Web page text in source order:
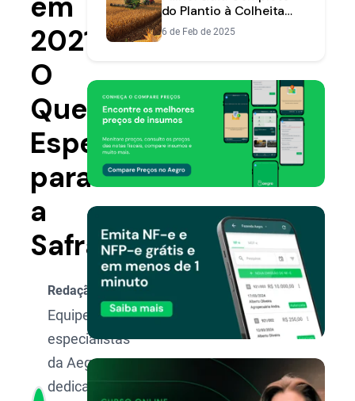
2021:
O
Que
Esperar
para
a
Safra?
Redação Aegro
Equipe de
especialistas
da Aegro,
dedicada a
do Plantio à Colheita
para Máxima
Produtividade
6 de Feb de 2025